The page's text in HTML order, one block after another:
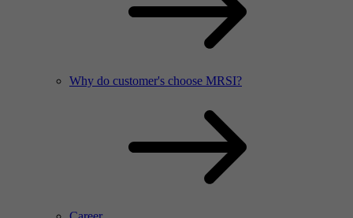
Why do customer's choose MRSI?